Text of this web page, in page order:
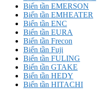
Biến tần EMERSON
Biến tần EMHEATER
Biến tần ENC
Biến tần EURA
Biến tần Frecon
Biến tần Fuji
Biến tần FULING
Biến tần GTAKE
Biến tần HEDY
Biến tần HITACHI